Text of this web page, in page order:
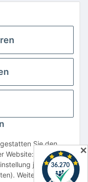
Ladegeräten
eingetragene Warenzeichen
Sie den
Website: YouTube,
jederzeit
Weitere Details
✕